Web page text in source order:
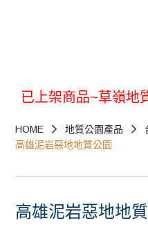
已上架商品~草嶺地
園、野柳地質公園、
園、野柳地質公園、
HOME 地質公園產品
高雄泥岩惡地地質公園
高雄泥岩惡地地